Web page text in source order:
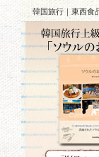
韓国旅行｜東西食